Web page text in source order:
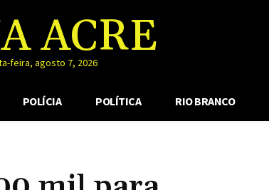
ACRE
feira, agosto 7, 2026
POLÍCIA POLÍTICA RIO BRANCO